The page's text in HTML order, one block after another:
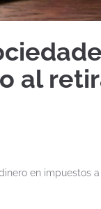
al
en impuestos